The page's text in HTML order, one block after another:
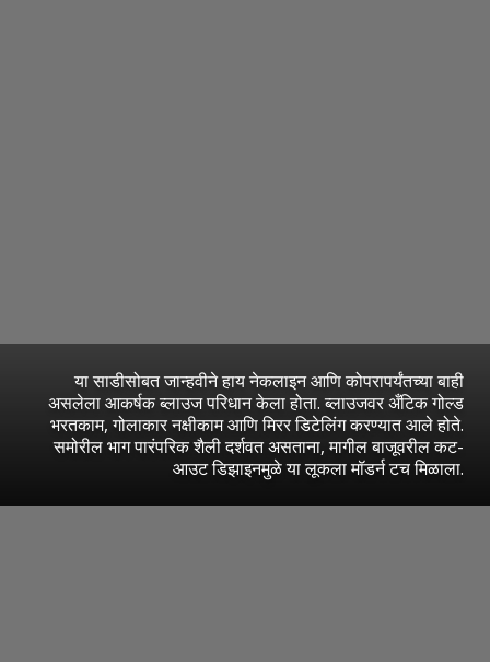
या साडीसोबत जान्हवीने हाय नेकलाइन आणि कोपरापर्यंतच्या बाही
असलेला आकर्षक ब्लाउज परिधान केला होता. ब्लाउजवर अँटिक गोल्ड
भरतकाम, गोलाकार नक्षीकाम आणि मिरर डिटेलिंग करण्यात आले होते.
समोरील भाग पारंपरिक शैली दर्शवत असताना, मागील बाजूवरील कट-
आउट डिझाइनमुळे या लूकला मॉडर्न टच मिळाला.